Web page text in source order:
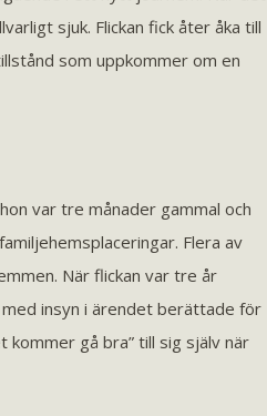
sjuk. Flickan fick åter åka till
som uppkommer om en
var tre månader gammal och
Flera av
När flickan var tre år
insyn i ärendet berättade för
kommer gå bra” till sig själv när